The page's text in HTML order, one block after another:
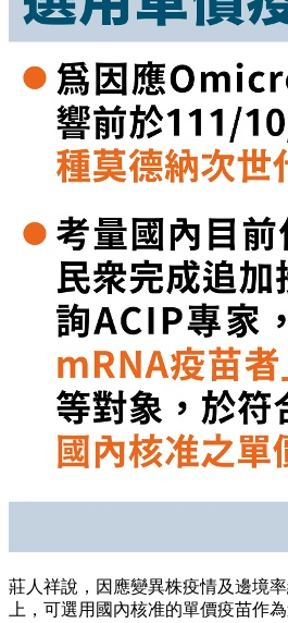
莊人祥說，因應變異株疫情及邊境
上，可選用國內核准的單價疫苗作為